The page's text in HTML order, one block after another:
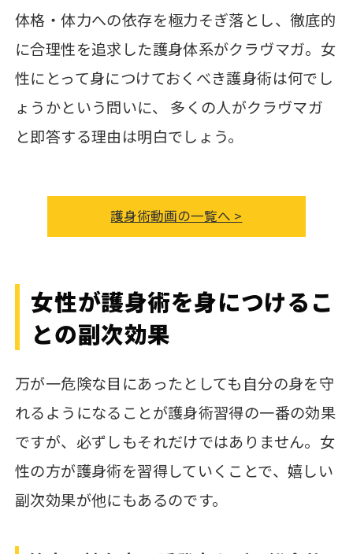
体格・体力への依存を極力そぎ落とし、徹底的
に合理性を追求した護身体系がクラヴマガ。女
性にとって身につけておくべき護身術は何でし
ょうかという問いに、 多くの人がクラヴマガ
と即答する理由は明白でしょう。
護身術動画の一覧へ >
女性が護身術を身につけるこ
との副次効果
万が一危険な目にあったとしても自分の身を守
れるようになることが護身術習得の一番の効果
ですが、必ずしもそれだけではありません。女
性の方が護身術を習得していくことで、嬉しい
副次効果が他にもあるのです。